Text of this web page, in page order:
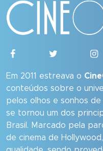
Em 2011 estreava o
conteúdos sobre o
pelos olhos e sonhos
se tornou um dos
Brasil. Marcado pela
de cinema de